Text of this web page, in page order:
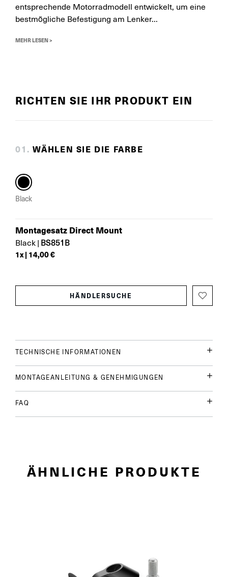
entsprechende Motorradmodell entwickelt, um eine
bestmögliche Befestigung am Lenker...
MEHR LESEN >
RICHTEN SIE IHR PRODUKT EIN
01 . WÄHLEN SIE DIE FARBE
Black
Montagesatz Direct Mount
Black | BS851B
1x | 14,00 €
HÄNDLERSUCHE
TECHNISCHE INFORMATIONEN
MONTAGEANLEITUNG & GENEHMIGUNGEN
FAQ
ÄHNLICHE PRODUKTE